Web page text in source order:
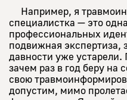
Например, я
специалистка — это
профессиональных
подвижная экспертиза,
давности уже
зачем раз в год беру на
свою
допустим, мимо